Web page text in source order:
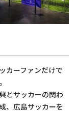
カーファンだけで
とサッカーの関わ
、広島サッカーを